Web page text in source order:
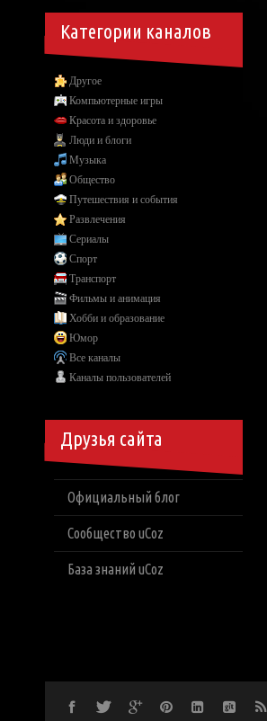
Категории каналов
Другое
Компьютерные игры
Красота и здоровье
Люди и блоги
Музыка
Общество
Путешествия и события
Развлечения
Сериалы
Спорт
Транспорт
Фильмы и анимация
Хобби и образование
Юмор
Все каналы
Каналы пользователей
Друзья сайта
Официальный блог
Сообщество uCoz
База знаний uCoz